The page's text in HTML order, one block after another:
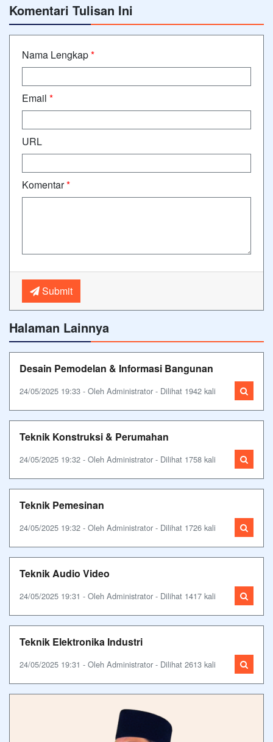
Komentari Tulisan Ini
Nama Lengkap*
Email *
URL
Komentar*
Submit
Halaman Lainnya
Desain Pemodelan & Informasi Bangunan
24/05/2025 19:33 - Oleh Administrator - Dilihat 1942 kali
Teknik Konstruksi & Perumahan
24/05/2025 19:32 - Oleh Administrator - Dilihat 1758 kali
Teknik Pemesinan
24/05/2025 19:32 - Oleh Administrator - Dilihat 1726 kali
Teknik Audio Video
24/05/2025 19:31 - Oleh Administrator - Dilihat 1417 kali
Teknik Elektronika Industri
24/05/2025 19:31 - Oleh Administrator - Dilihat 2613 kali